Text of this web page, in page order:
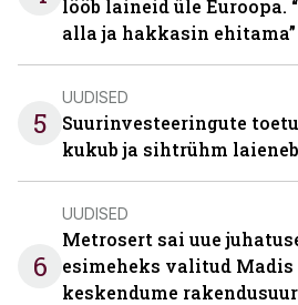
lööb laineid üle Euroopa.
alla ja hakkasin ehitama”
5
UUDISED
Suurinvesteeringute
kukub ja sihtrühm laieneb
6
UUDISED
Metrosert sai uue
esimeheks valitud Madis
keskendume